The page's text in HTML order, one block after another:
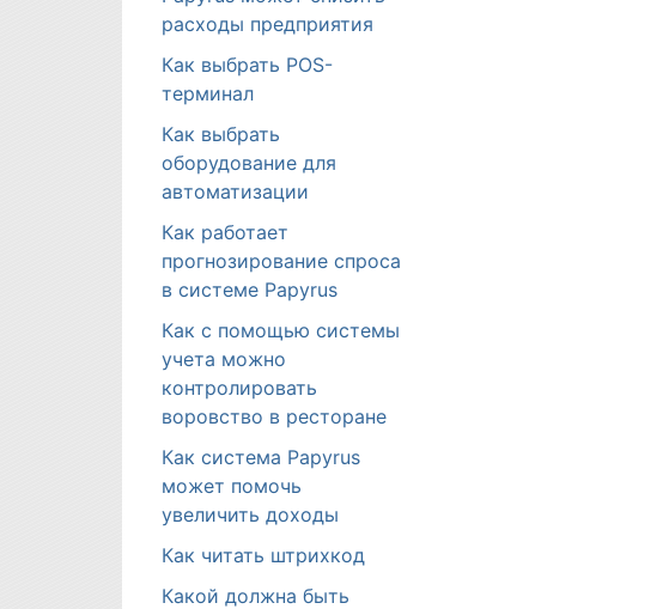
расходы предприятия
Как выбрать POS-
терминал
Как выбрать
оборудование для
автоматизации
Как работает
прогнозирование спроса
в системе Papyrus
Как с помощью системы
учета можно
контролировать
воровство в ресторане
Как система Papyrus
может помочь
увеличить доходы
Как читать штрихкод
Какой должна быть